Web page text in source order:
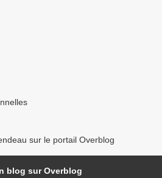
sur le portail Overblog
blog sur Overblog